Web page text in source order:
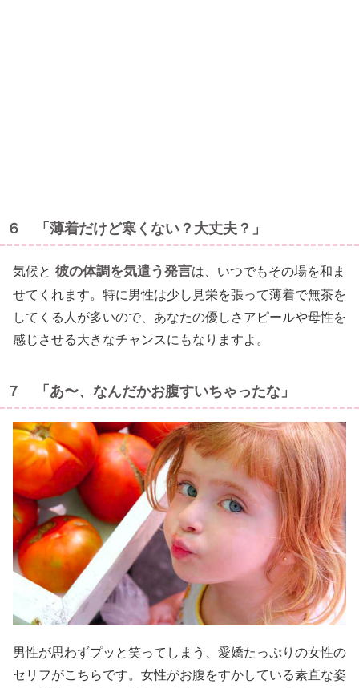
６ 「薄着だけど寒くない？大丈夫？」
気候と 彼の体調を気遣う発言は、いつでもその場を和ま
せてくれます。特に男性は少し見栄を張って薄着で無茶を
してくる人が多いので、あなたの優しさアピールや母性を
感じさせる大きなチャンスにもなりますよ。
７ 「あ〜、なんだかお腹すいちゃったな」
男性が思わずプッと笑ってしまう、愛嬌たっぷりの女性の
セリフがこちらです。女性がお腹をすかしている素直な姿